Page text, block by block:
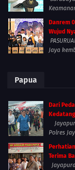
Danrem
Wujud
Jaya
Papua
Dari
Polres
Terima